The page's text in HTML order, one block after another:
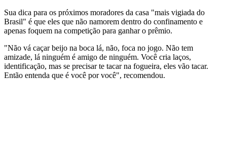
Sua dica para os próximos moradores da casa "mais vigiada do
Brasil" é que eles que não namorem dentro do confinamento e
apenas foquem na competição para ganhar o prêmio.
"Não vá caçar beijo na boca lá, não, foca no jogo. Não tem
amizade, lá ninguém é amigo de ninguém. Você cria laços,
identificação, mas se precisar te tacar na fogueira, eles vão tacar.
Então entenda que é você por você", recomendou.